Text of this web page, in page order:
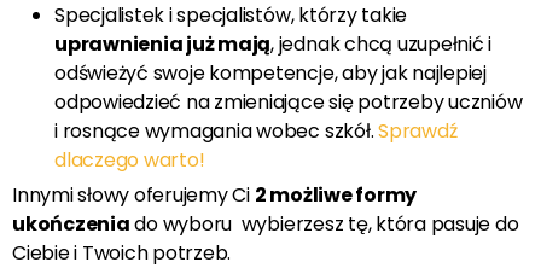
Specjalistek i specjalistów, którzy takie
uprawnienia już mają, jednak chcą uzupełnić i
odświeżyć swoje kompetencje, aby jak najlepiej
odpowiedzieć na zmieniające się potrzeby uczniów
i rosnące wymagania wobec szkół.Sprawdź
dlaczego warto!
Innymi słowy oferujemy Ci 2 możliwe formy
ukończeniado wyboru wybierzesz tę, która pasuje do
Ciebie i Twoich potrzeb.